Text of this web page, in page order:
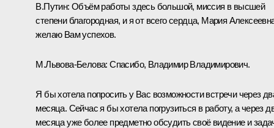
В.Путин: Объём работы здесь большой, миссия в высшей
степени благородная, и я от всего сердца, Мария
желаю Вам успехов.
М.Львова-Белова: Спасибо, Владимир Владимирович.
Я бы хотела попросить у Вас возможности встречи через
месяца. Сейчас я бы хотела погрузиться в работу, а через
месяца уже более предметно обсудить своё видение и